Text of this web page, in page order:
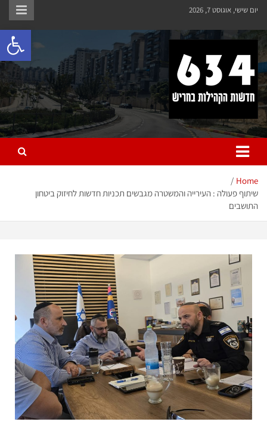
יום שישי, אוגוסט 7, 2026
חריש 634
חדשות הקהילות בחריש
Home
שיתוף פעולה : העירייה והמשטרה מגבשים תכניות חדשות לחיזוק ביטחון
התושבים